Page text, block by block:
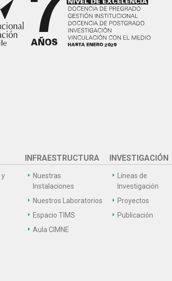
y
INFRAESTRUCTURA
Nuestras
Instalaciones
Nuestros Laboratorios
Espacio TIMS
Aula CIMNE
INVESTIGACIÓN
Líneas de
Investigación
Proyectos
Publicación